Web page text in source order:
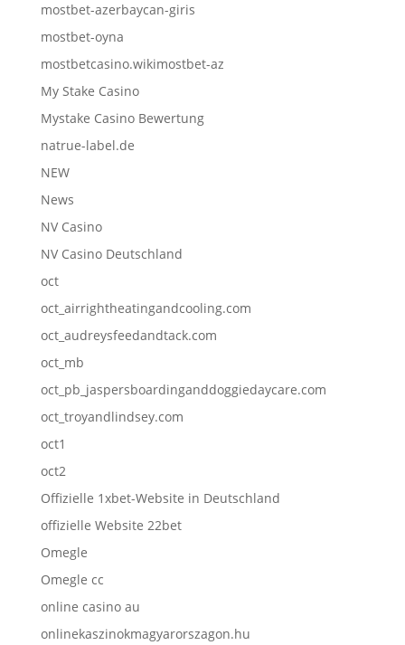
mostbet-azerbaycan-giris
mostbet-oyna
mostbetcasino.wikimostbet-az
My Stake Casino
Mystake Casino Bewertung
natrue-label.de
NEW
News
NV Casino
NV Casino Deutschland
oct
oct_airrightheatingandcooling.com
oct_audreysfeedandtack.com
oct_mb
oct_pb_jaspersboardinganddoggiedaycare.com
oct_troyandlindsey.com
oct1
oct2
Offizielle 1xbet-Website in Deutschland
offizielle Website 22bet
Omegle
Omegle cc
online casino au
onlinekaszinokmagyarorszagon.hu